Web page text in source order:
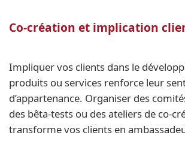
Co-création et implication
Impliquer vos clients dans le
produits ou services renforce leur
d’appartenance. Organiser des
des bêta-tests ou des ateliers de co-
transforme vos clients en